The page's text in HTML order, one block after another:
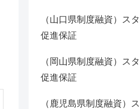
（山口県制度融資）ス
促進保証
（岡山県制度融資）ス
促進保証
（鹿児島県制度融資）